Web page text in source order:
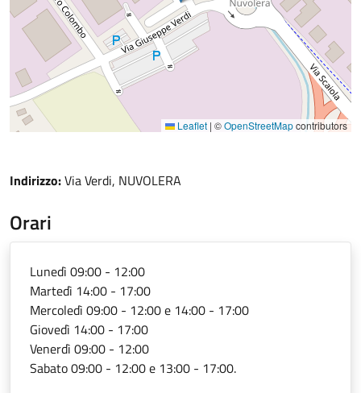
Leaflet | ©OpenStreetMapcontributors
Indirizzo:Via Verdi, NUVOLERA
Orari
Lunedì 09:00 - 12:00
Martedì 14:00 - 17:00
Mercoledì 09:00 - 12:00 e 14:00 - 17:00
Giovedì 14:00 - 17:00
Venerdì 09:00 - 12:00
Sabato 09:00 - 12:00 e 13:00 - 17:00.